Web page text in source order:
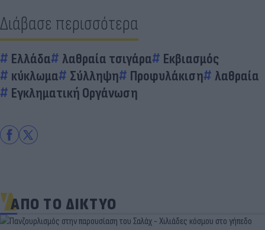
Διάβασε περισσότερα
Ελλάδα λαθραία τσιγάρα
Εκβιασμός
κύκλωμα
Σύλληψη Προφυλάκιση
λαθραία
Εγκληματική Οργάνωση
ΑΠΟ ΤΟ ΔΙΚΤΥΟ